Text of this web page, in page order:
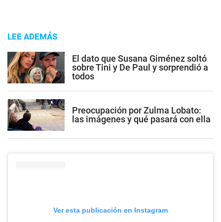
LEE ADEMÁS
El dato que Susana Giménez soltó
sobre Tini y De Paul y sorprendió a
todos
Preocupación por Zulma Lobato:
las imágenes y qué pasará con ella
Ver esta publicación en Instagram